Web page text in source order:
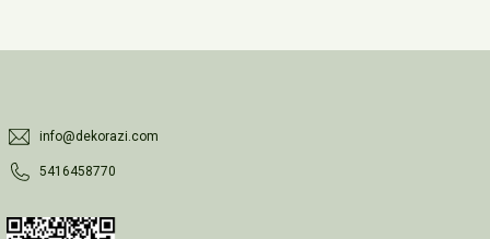
info@dekorazi.com
5416458770